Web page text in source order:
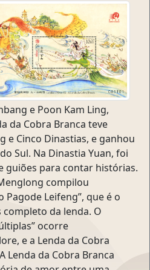
e Poon Kam Ling,
da Cobra Branca teve
e Cinco Dinastias, e ganhou
Sul. Na Dinastia Yuan, foi
guiões para contar histórias.
compilou
Leifeng”, que é o
da lenda. O
ocorre
e a Lenda da Cobra
Lenda da Cobra Branca